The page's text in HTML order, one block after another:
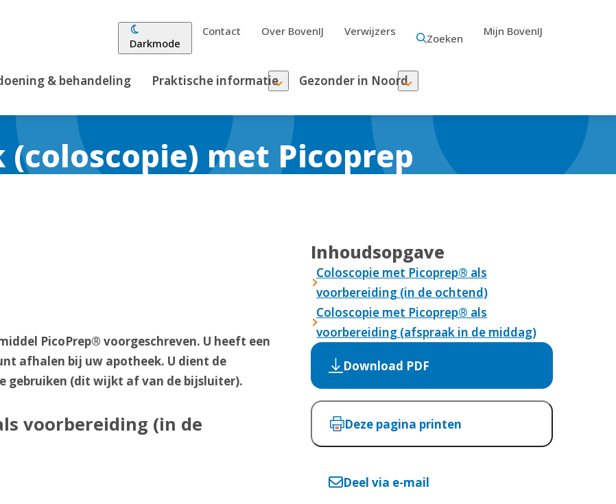
Darkmode
Contact Over BovenIJ Verwijzers
Zoeken
Mijn BovenIJ
& behandeling Praktische informatie Gezonder in Noord
(coloscopie) met Picoprep
Inhoudsopgave
Coloscopie met Picoprep® als
voorbereiding (in de ochtend)
Coloscopie met Picoprep® als
voorbereiding (afspraak in de middag)
Download PDF
Deze pagina printen
Deel via e-mail
PicoPrep® voorgeschreven. U heeft een
afhalen bij uw apotheek. U dient de
gebruiken (dit wijkt af van de bijsluiter).
voorbereiding (in de